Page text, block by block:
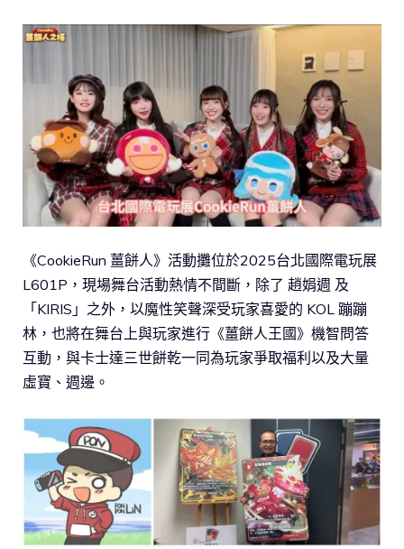
《CookieRun 薑餅人》活動攤位於2025台北國際電玩展
L601P，現場舞台活動熱情不間斷，除了 趙娟週 及
「KIRIS」之外，以魔性笑聲深受玩家喜愛的 KOL 蹦蹦
林，也將在舞台上與玩家進行《薑餅人王國》機智問答
互動，與卡士達三世餅乾一同為玩家爭取福利以及大量
虛寶、週邊。